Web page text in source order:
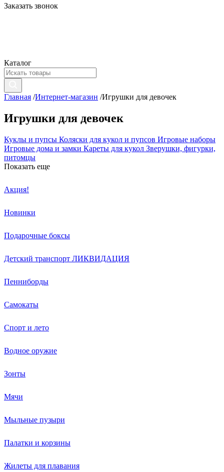
Заказать звонок
Каталог
Главная /Интернет-магазин /Игрушки для девочек
Игрушки для девочек
Куклы и пупсы Коляски для кукол и пупсов Игровые наборы
Игровые дома и замки Кареты для кукол Зверушки, фигурки,
питомцы
Показать еще
Акция!
Новинки
Подарочные боксы
Детский транспорт ЛИКВИДАЦИЯ
Пенниборды
Самокаты
Спорт и лето
Водное оружие
Зонты
Мячи
Мыльные пузыри
Палатки и корзины
Жилеты для плавания